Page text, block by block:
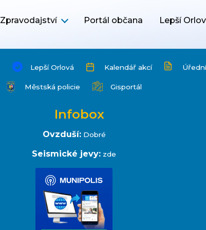
Zpravodajství Portál občana Lepší
Lepší Orlová Kalendář akcí
Městská policie Gisportál
Infobox
Ovzduší: Dobré
Seismické jevy: zde